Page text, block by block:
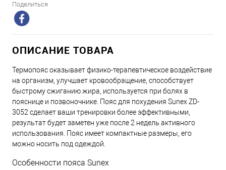
Поделиться
ОПИСАНИЕ ТОВАРА
Термопояс оказывает физико-терапевтическое воздействие
на организм, улучшает кровообращение, способствует
быстрому сжиганию жира, используется при болях в
пояснице и позвоночнике. Пояс для похудения Sunex ZD-
3052 сделает ваши тренировки более эффективными,
результат будет заметен уже после 2 недель активного
использования. Пояс имеет компактные размеры, его
можно носить под одеждой.
Особенности пояса Sunex